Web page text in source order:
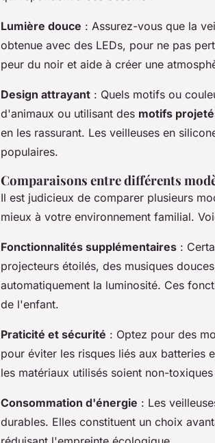
Lumière douce : Assurez-vous que la
obtenue avec des LEDs, pour ne pas
peur du noir et aide à créer une
Design attrayant : Quels motifs ou
d'animaux ou utilisant des motifs
en les rassurant. Les veilleuses en
populaires.
Comparaisons entre différents
Il est judicieux de comparer plusieurs
mieux à votre environnement familial.
Fonctionnalités supplémentaires :
projecteurs étoilés, des musiques
automatiquement la luminosité. Ces
de l'enfant.
Praticité et sécurité : Optez pour des
pour éviter les risques liés aux batteries
les matériaux utilisés soient non-
Consommation d'énergie : Les
durables. Elles constituent un choix